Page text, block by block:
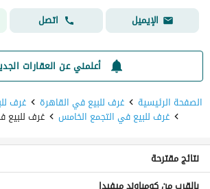
الإيميل
اتصل
أعلمني عن العقارات
الصفحة الرئيسية
غرف للبيع في القاهرة غرف
غرف للبيع في التجمع الخامس غرف للبيع
نتائج مقترحة